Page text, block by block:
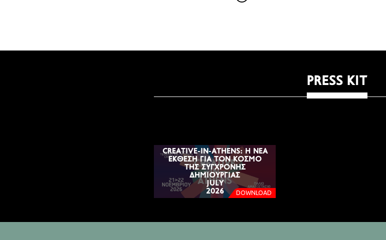
PRESS KIT
CREATIVE-IN-ATHENS: Η ΝΈΑ
ΈΚΘΕΣΗ ΓΙΑ ΤΟΝ ΚΌΣΜΟ
ΤΗΣ ΣΎΓΧΡΟΝΗΣ
ΔΗΜΙΟΥΡΓΊΑΣ
JULY
2026
DOWNLOAD